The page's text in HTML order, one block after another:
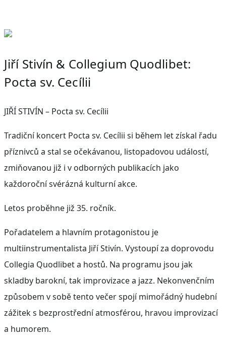
Jiří Stivín & Collegium Quodlibet:
Pocta sv. Cecílii
JIŘÍ STIVÍN – Pocta sv. Cecílii
Tradiční koncert Pocta sv. Cecílii si během let získal řadu
příznivců a stal se očekávanou, listopadovou událostí,
zmiňovanou již i v odborných publikacích jako
každoroční svérázná kulturní akce.
Letos proběhne již 35. ročník.
Pořadatelem a hlavním protagonistou je
multiinstrumentalista Jiří Stivín. Vystoupí za doprovodu
Collegia Quodlibet a hostů. Na programu jsou jak
skladby barokní, tak improvizace a jazz. Nekonvenčním
způsobem v sobě tento večer spojí mimořádný hudební
zážitek s bezprostřední atmosférou, hravou improvizací
a humorem.